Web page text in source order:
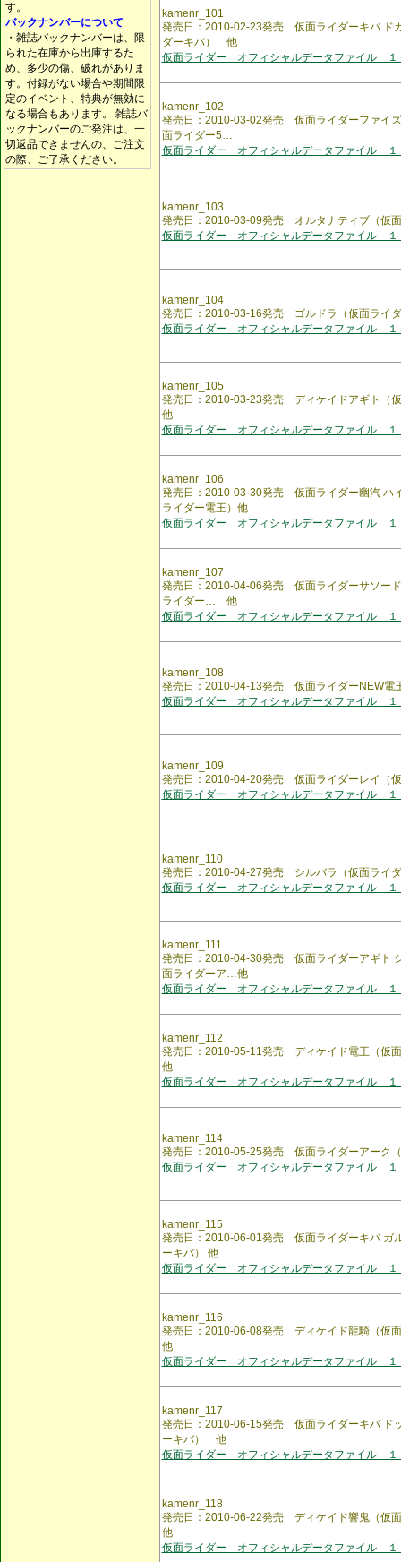
す。
バックナンバーについて
・雑誌バックナンバーは、限
られた在庫から出庫するた
め、多少の傷、破れがありま
す。付録がない場合や期間限
定のイベント、特典が無効に
なる場合もあります。 雑誌バ
ックナンバーのご発注は、一
切返品できませんの、ご注文
の際、ご了承ください。
kamenr_101
発売日：2010-02-23発売 仮面ライダーキバ ド
ダーキバ） 他
仮面ライダー オフィシャルデータファイル １
kamenr_102
発売日：2010-03-02発売 仮面ライダーファイ
面ライダー5…
仮面ライダー オフィシャルデータファイル １
kamenr_103
発売日：2010-03-09発売 オルタナティブ（仮
仮面ライダー オフィシャルデータファイル １
kamenr_104
発売日：2010-03-16発売 ゴルドラ（仮面ライ
仮面ライダー オフィシャルデータファイル １
kamenr_105
発売日：2010-03-23発売 ディケイドアギト（
他
仮面ライダー オフィシャルデータファイル １
kamenr_106
発売日：2010-03-30発売 仮面ライダー幽汽 ハ
ライダー電王）他
仮面ライダー オフィシャルデータファイル １
kamenr_107
発売日：2010-04-06発売 仮面ライダーサソー
ライダー… 他
仮面ライダー オフィシャルデータファイル １
kamenr_108
発売日：2010-04-13発売 仮面ライダーNEW電
仮面ライダー オフィシャルデータファイル １
kamenr_109
発売日：2010-04-20発売 仮面ライダーレイ（
仮面ライダー オフィシャルデータファイル １
kamenr_110
発売日：2010-04-27発売 シルバラ（仮面ライ
仮面ライダー オフィシャルデータファイル １
kamenr_111
発売日：2010-04-30発売 仮面ライダーアギト
面ライダーア…他
仮面ライダー オフィシャルデータファイル １
kamenr_112
発売日：2010-05-11発売 ディケイド電王（仮
他
仮面ライダー オフィシャルデータファイル １
kamenr_114
発売日：2010-05-25発売 仮面ライダーアーク
仮面ライダー オフィシャルデータファイル １
kamenr_115
発売日：2010-06-01発売 仮面ライダーキバ ガ
ーキバ） 他
仮面ライダー オフィシャルデータファイル １
kamenr_116
発売日：2010-06-08発売 ディケイド龍騎（仮
他
仮面ライダー オフィシャルデータファイル １
kamenr_117
発売日：2010-06-15発売 仮面ライダーキバ ド
ーキバ） 他
仮面ライダー オフィシャルデータファイル １
kamenr_118
発売日：2010-06-22発売 ディケイド響鬼（仮
他
仮面ライダー オフィシャルデータファイル １